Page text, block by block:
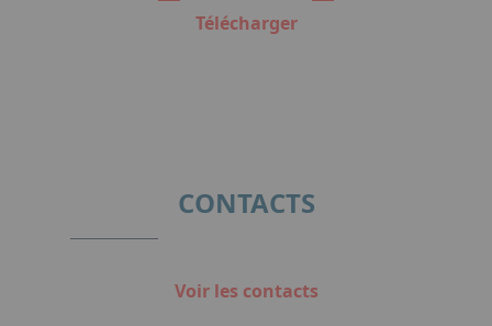
Télécharger
CONTACTS
Voir les contacts